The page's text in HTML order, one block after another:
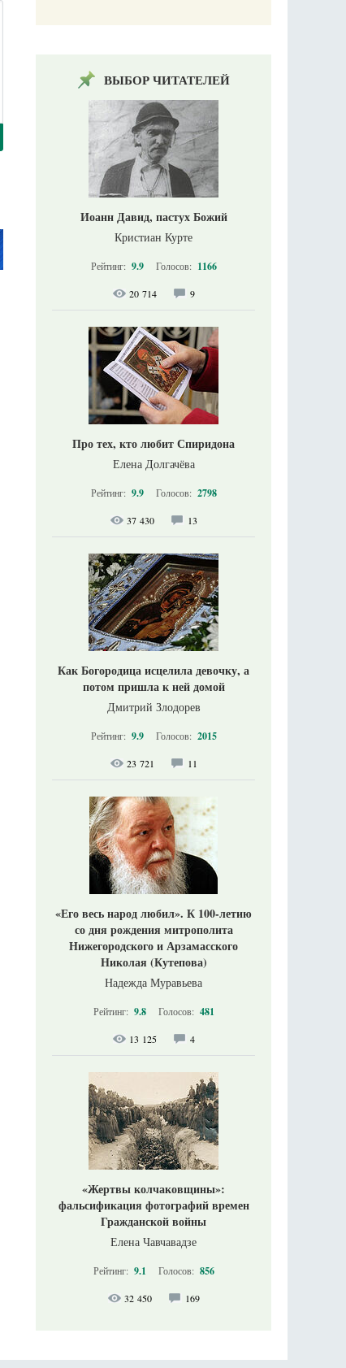
ВЫБОР ЧИТАТЕЛЕЙ
Иоанн Давид, пастух Божий
Кристиан Курте
Рейтинг: 9.9 Голосов: 1166
20 714 9
Про тех, кто любит Спиридона
Елена Долгачёва
Рейтинг: 9.9 Голосов: 2798
37 430 13
Как Богородица исцелила девочку, а
потом пришла к ней домой
Дмитрий Злодорев
Рейтинг: 9.9 Голосов: 2015
23 721 11
«Его весь народ любил». К 100-летию
со дня рождения митрополита
Нижегородского и Арзамасского
Николая (Кутепова)
Надежда Муравьева
Рейтинг: 9.8 Голосов: 481
13 125 4
«Жертвы колчаковщины»:
фальсификация фотографий времен
Гражданской войны
Елена Чавчавадзе
Рейтинг: 9.1 Голосов: 856
32 450 169